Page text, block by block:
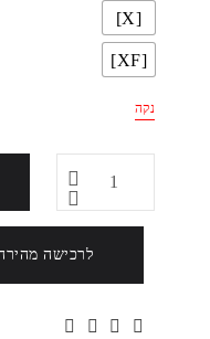
[X]
[XF]
נקה
לרכישה מהירה